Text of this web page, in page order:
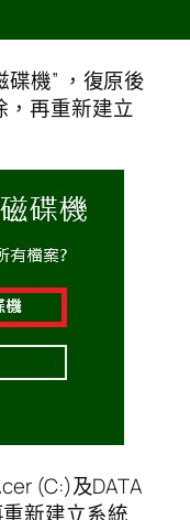
機” ，復原後
，再重新建立
(C:)及DATA
新建立系統